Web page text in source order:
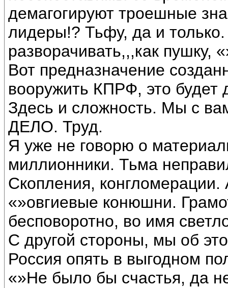
демагогируют троешные
лидеры!? Тьфу, да и
разворачивать,,,как
Вот предназначение
вооружить КПРФ, это
Здесь и сложность. Мы с
ДЕЛО. Труд.
Я уже не говорю о
миллионники. Тьма
Скопления,
«»овгиевые конюшни.
бесповоротно, во имя
С другой стороны, мы об
Россия опять в выгодном
«»Не было бы счастья, да